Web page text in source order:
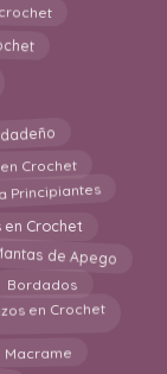
Crochet
Principiantes
en Crochet
de Apego
Bordados
en Crochet
Macrame